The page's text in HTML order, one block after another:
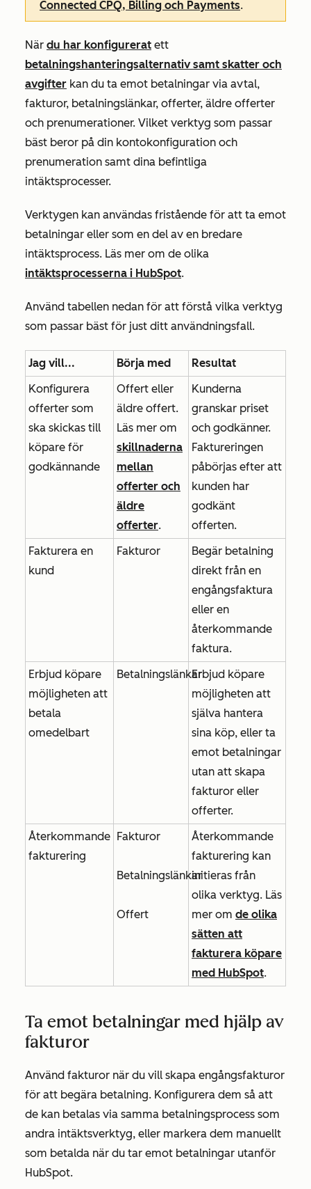
Connected CPQ, Billing och Payments.
När du har konfigurerat ett
betalningshanteringsalternativ samt skatter och
avgifter kan du ta emot betalningar via avtal,
fakturor, betalningslänkar, offerter, äldre offerter
och prenumerationer. Vilket verktyg som passar
bäst beror på din kontokonfiguration och
prenumeration samt dina befintliga
intäktsprocesser.
Verktygen kan användas fristående för att ta emot
betalningar eller som en del av en bredare
intäktsprocess. Läs mer om de olika
intäktsprocesserna i HubSpot.
Använd tabellen nedan för att förstå vilka verktyg
som passar bäst för just ditt användningsfall.
Jag vill... Börja med
Resultat
Konfigurera
offerter som
ska skickas till
köpare för
godkännande
Offert eller
äldre offert.
Läs mer om
skillnaderna
mellan
offerter och
äldre
offerter.
Kunderna
granskar priset
och godkänner.
Faktureringen
påbörjas efter att
kunden har
godkänt
offerten.
Fakturera en
kund
Fakturor
Begär betalning
direkt från en
engångsfaktura
eller en
återkommande
faktura.
Erbjud köpare
möjligheten att
betala
omedelbart
BetalningslänkarErbjud köpare
möjligheten att
själva hantera
sina köp, eller ta
emot betalningar
utan att skapa
fakturor eller
offerter.
Återkommande
fakturering
Fakturor
Betalningslänkar
Offert
Återkommande
fakturering kan
initieras från
olika verktyg. Läs
mer om de olika
sätten att
fakturera köpare
med HubSpot.
Ta emot betalningar med hjälp av
fakturor
Använd fakturor när du vill skapa engångsfakturor
för att begära betalning. Konfigurera dem så att
de kan betalas via samma betalningsprocess som
andra intäktsverktyg, eller markera dem manuellt
som betalda när du tar emot betalningar utanför
HubSpot.